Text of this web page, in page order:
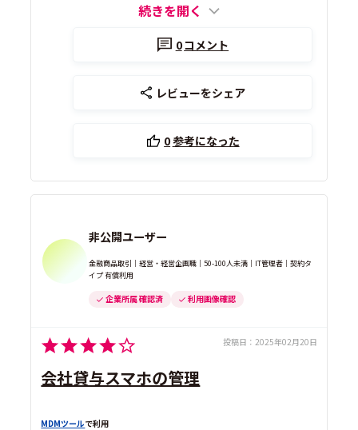
続きを開く
0コメント
レビューをシェア
0参考になった
非公開ユーザー
金融商品取引｜経営・経営企画職｜50-100人未満｜IT管理者｜契約タ
イプ 有償利用
企業所属 確認済 利用画像確認
投稿日： 2025年02月20日
会社貸与スマホの管理
MDMツールで利用